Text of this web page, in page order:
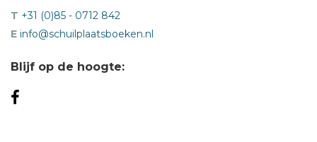
T +31 (0)85 - 0712 842
E info@schuilplaatsboeken.nl
Blijf op de hoogte: